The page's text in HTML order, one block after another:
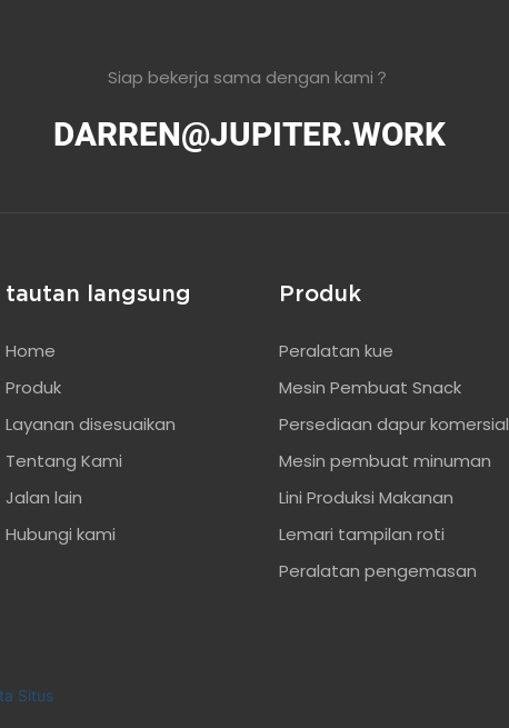
Siap bekerja sama dengan kami？
DARREN@JUPITER.WORK
tautan langsung
Home
Produk
Layanan disesuaikan
Tentang Kami
Jalan lain
Hubungi kami
Produk
Peralatan kue
Mesin Pembuat Snack
Persediaan dapur komersial
Mesin pembuat minuman
Lini Produksi Makanan
Lemari tampilan roti
Peralatan pengemasan
Situs